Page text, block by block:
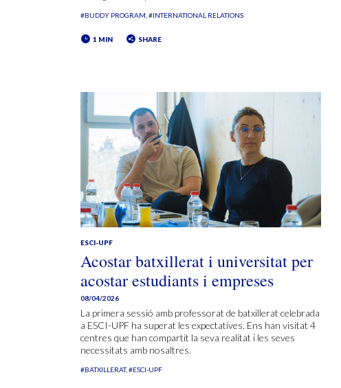
#BUDDY PROGRAM #INTERNATIONAL RELATIONS
1 MIN SHARE
ESCI-UPF
Acostar batxillerat i universitat per
acostar estudiants i empreses
08/04/2026
La primera sessió amb professorat de batxillerat celebrada
a ESCI-UPF ha superat les expectatives. Ens han visitat 4
centres que han compartit la seva realitat i les seves
necessitats amb nosaltres.
#BATXILLERAT #ESCI-UPF